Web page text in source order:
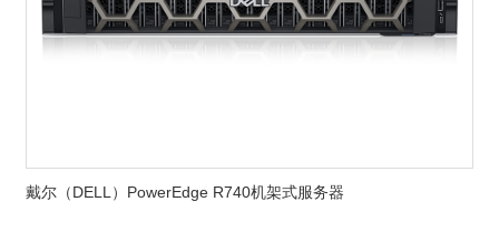
戴尔（DELL）PowerEdge R740机架式服务器